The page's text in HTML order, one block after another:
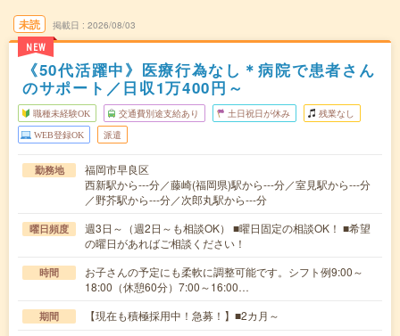
未読
NEW
掲載日 2026/08/03
《50代活躍中》医療行為なし＊病院で患者さん
のサポート／日収1万400円～
職種未経験OK 交通費別途支給あり 土日祝日が休み 残業なし
WEB登録OK 派遣
勤務地
福岡市早良区
西新駅から---分／藤崎(福岡県)駅から---分／室見駅から---分
／野芥駅から---分／次郎丸駅から---分
曜日頻度
週3日～（週2日～も相談OK） ■曜日固定の相談OK！ ■希望
の曜日があればご相談ください！
時間
お子さんの予定にも柔軟に調整可能です。シフト例9:00～
18:00（休憩60分）7:00～16:00…
期間 【現在も積極採用中！急募！】■2カ月～